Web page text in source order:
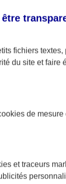
fichiers
du site et
de mesure
et traceurs